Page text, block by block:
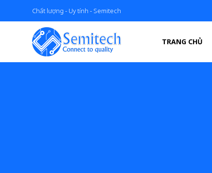
Chất lượng - Uy tính - Semitech
TRANG CHỦ